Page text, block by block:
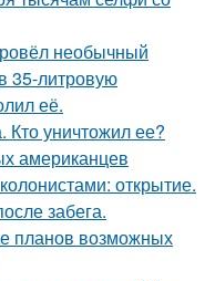
необычный
35-литровую
её.
Кто уничтожил ее?
американцев
открытие.
забега.
планов возможных